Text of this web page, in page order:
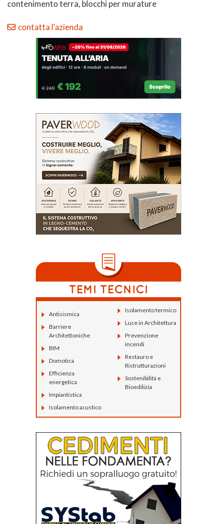
contenimento terra, blocchi per murature
contatta l'azienda
Antisismica
Barriere
Architettoniche
BIM
Domotica
Efficienza
energetica
Impiantistica
Isolamento acustico
Isolamento termico
Luce in Architettura
Prevenzione
incendi
Restauro e
Ristrutturazioni
Sostenibilità e
Bioedilizia